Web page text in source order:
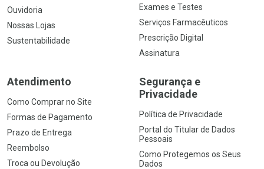
Ouvidoria
Nossas Lojas
Sustentabilidade
Exames e Testes
Serviços Farmacêuticos
Prescrição Digital
Assinatura
Atendimento
Como Comprar no Site
Formas de Pagamento
Prazo de Entrega
Reembolso
Troca ou Devolução
Segurança e
Privacidade
Política de Privacidade
Portal do Titular de Dados
Pessoais
Como Protegemos os Seus
Dados